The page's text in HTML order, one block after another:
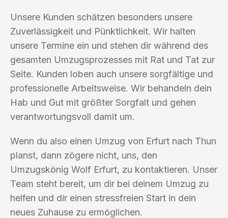
Unsere Kunden schätzen besonders unsere
Zuverlässigkeit und Pünktlichkeit. Wir halten
unsere Termine ein und stehen dir während des
gesamten Umzugsprozesses mit Rat und Tat zur
Seite. Kunden loben auch unsere sorgfältige und
professionelle Arbeitsweise. Wir behandeln dein
Hab und Gut mit größter Sorgfalt und gehen
verantwortungsvoll damit um.
Wenn du also einen Umzug von Erfurt nach Thun
planst, dann zögere nicht, uns, den
Umzugskönig Wolf Erfurt, zu kontaktieren. Unser
Team steht bereit, um dir bei deinem Umzug zu
helfen und dir einen stressfreien Start in dein
neues Zuhause zu ermöglichen.